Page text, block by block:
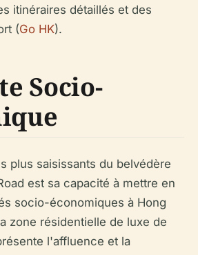
itinéraires détaillés et des
(Go HK).
Socio-
plus saisissants du belvédère
est sa capacité à mettre en
socio-économiques à Hong
zone résidentielle de luxe de
l'affluence et la